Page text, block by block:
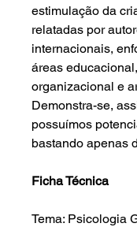
estimulação da
relatadas por
internacionais,
áreas educacional,
organizacional e
Demonstra-se,
possuímos
bastando apenas
Ficha Técnica
Tema: Psicologia